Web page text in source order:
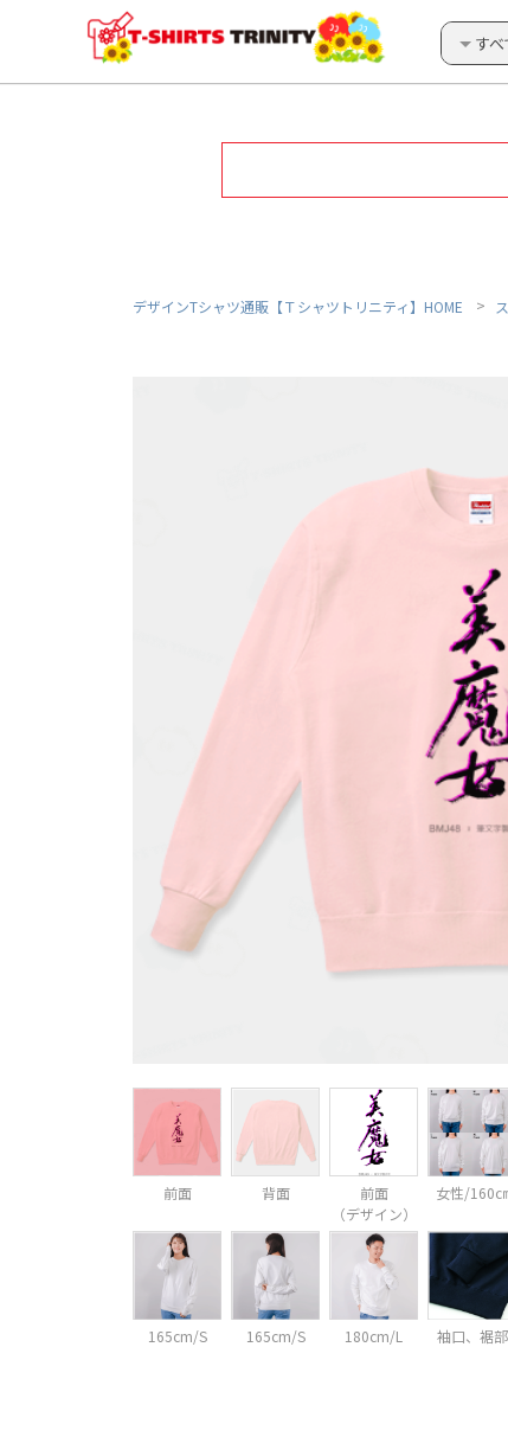
すべ
デザインTシャツ通販【Ｔシャツトリニティ】HOME
前面 背面
前面
（デザイン）
女性/160㎝
165cm/S 165cm/S 180cm/L 袖口、裾部